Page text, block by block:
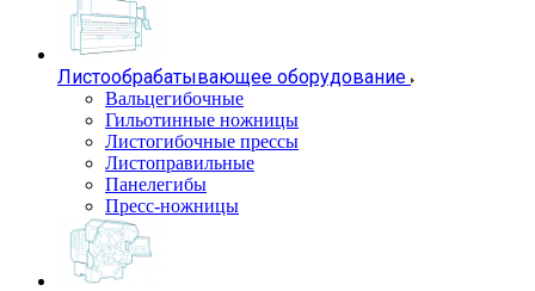
Листообрабатывающее оборудование
Вальцегибочные
Гильотинные ножницы
Листогибочные прессы
Листоправильные
Панелегибы
Пресс-ножницы